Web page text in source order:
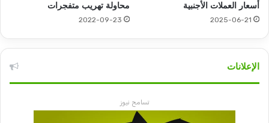
أسعار العملات الأجنبية
2025-06-21
محاولة تهريب متفجرات
2022-09-23
الإعلانات
تسامح نيوز